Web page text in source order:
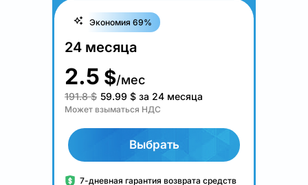
Экономия 69%
24 месяца
2.5 $/мес
191.8 $ 59.99 $ за 24 месяца
Может взыматься НДС
Выбрать
7-дневная гарантия возврата средств